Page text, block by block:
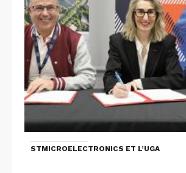
STMICROELECTRONICS ET L’UGA